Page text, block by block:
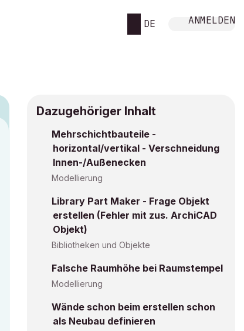
DE ANMELDEN
Dazugehöriger Inhalt
Mehrschichtbauteile -
horizontal/vertikal - Verschneidung
Innen-/Außenecken
Modellierung
Library Part Maker - Frage Objekt
erstellen (Fehler mit zus. ArchiCAD
Objekt)
Bibliotheken und Objekte
Falsche Raumhöhe bei Raumstempel
Modellierung
Wände schon beim erstellen schon
als Neubau definieren